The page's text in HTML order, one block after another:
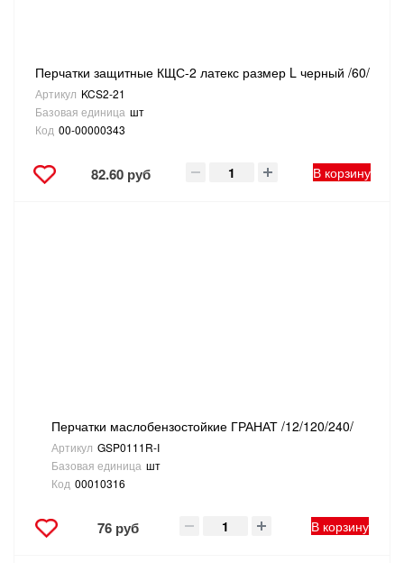
Перчатки защитные КЩС-2 латекс размер L черный /60/
Артикул KCS2-21
Базовая единица шт
Код 00-00000343
82.60 руб В корзину
Перчатки маслобензостойкие ГРАНАТ /12/120/240/
Артикул GSP0111R-I
Базовая единица шт
Код 00010316
76 руб В корзину